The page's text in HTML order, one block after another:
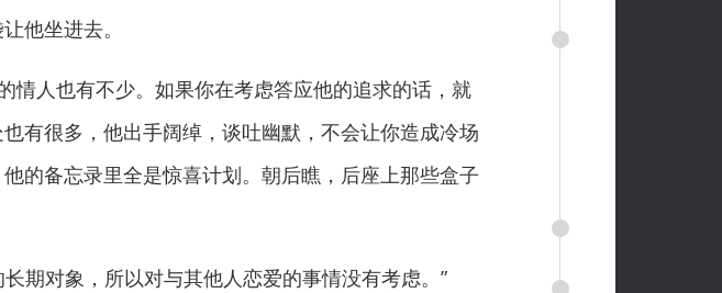
他坐进去。
人也有不少。如果你在考虑答应他的追求的话，就
有很多，他出手阔绰，谈吐幽默，不会让你造成冷场
的备忘录里全是惊喜计划。朝后瞧，后座上那些盒子
对象，所以对与其他人恋爱的事情没有考虑。”